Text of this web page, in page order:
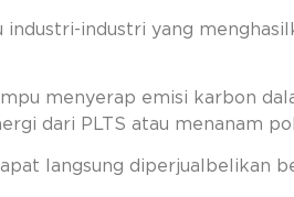
industri yang
menyerap emisi karbon
dari PLTS atau menanam
langsung diperjualbelikan